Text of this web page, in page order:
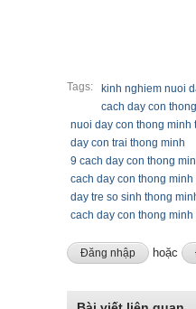
Tags:
kinh nghiem nuoi
cach day con
nuoi day con thong minh
day con trai thong minh
9 cach day con thong
cach day con thong
day tre so sinh thong
cach day con thong
Đăng nhập hoặc